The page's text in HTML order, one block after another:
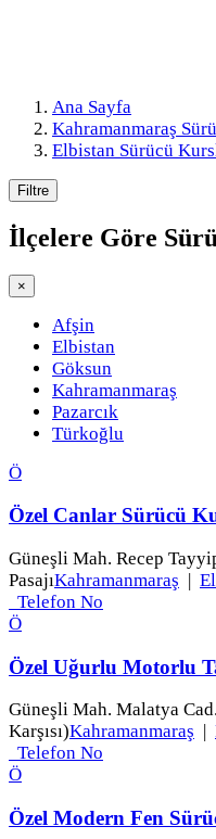
Ana Sayfa
Kahramanmaraş
Elbistan Sürücü
Filtre
İlçelere Göre
×
Afşin
Elbistan
Göksun
Kahramanmaraş
Pazarcık
Türkoğlu
Ö
Özel Canlar Sürücü
Güneşli Mah. Recep
PasajıKahramanmaraş |
Telefon No
Ö
Özel Uğurlu Motorlu
Güneşli Mah. Malatya
Karşısı)Kahramanmaraş
Telefon No
Ö
Özel Modern Fen